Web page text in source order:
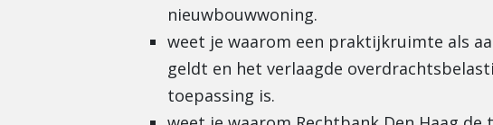
nieuwbouwwoning.
weet je waarom een praktijkruimte als
geldt en het verlaagde
toepassing is.